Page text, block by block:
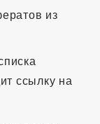
из
ссылку на